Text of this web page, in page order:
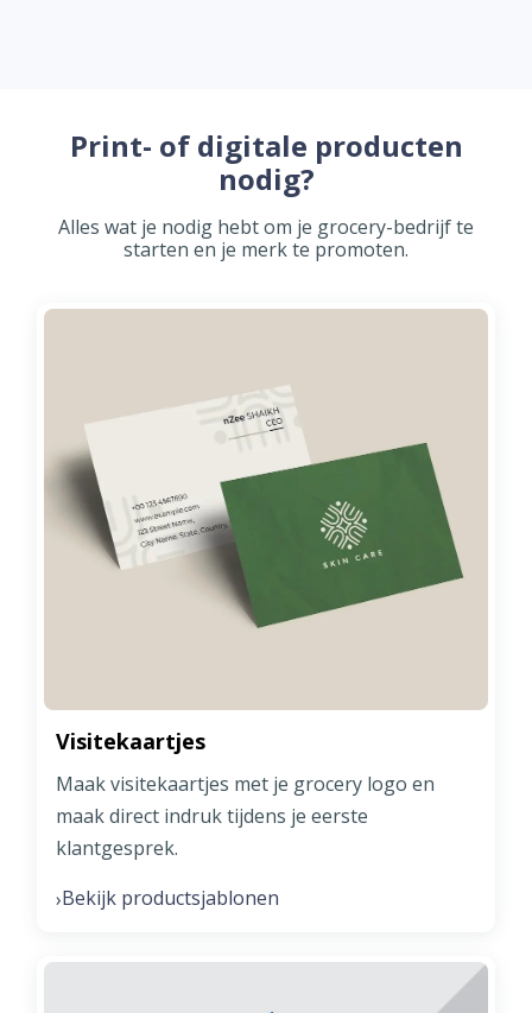
Print- of digitale producten
nodig?
Alles wat je nodig hebt om je grocery-bedrijf te
starten en je merk te promoten.
Visitekaartjes
Maak visitekaartjes met je grocery logo en
maak direct indruk tijdens je eerste
klantgesprek.
›Bekijk productsjablonen